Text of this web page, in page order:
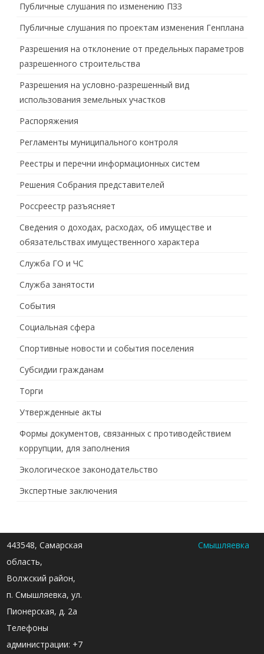
Публичные слушания по изменению ПЗЗ
Публичные слушания по проектам изменения Генплана
Разрешения на отклонение от предельных параметров
разрешенного строительства
Разрешения на условно-разрешенный вид
использования земельных участков
Распоряжения
Регламенты муниципального контроля
Реестры и перечни информационных систем
Решения Собрания представителей
Россреестр разъясняет
Сведения о доходах, расходах, об имуществе и
обязательствах имущественного характера
Служба ГО и ЧС
Служба занятости
События
Социальная сфера
Спортивные новости и события поселения
Субсидии гражданам
Торги
Утвержденные акты
Формы документов, связанных с противодействием
коррупции, для заполнения
Экологическое законодательство
Экспертные заключения
443548, Самарская
область,
Волжский район,
п. Смышляевка, ул.
Пионерская, д. 2а
Телефоны
администрации: +7
Смышляевка